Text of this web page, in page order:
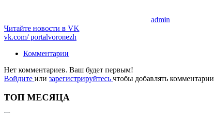
admin
Читайте новости в VK
vk.com/portalvoronezh
Комментарии
Нет комментариев. Ваш будет первым!
Войдите или зарегистрируйтесь чтобы добавлять комментарии
ТОП МЕСЯЦА